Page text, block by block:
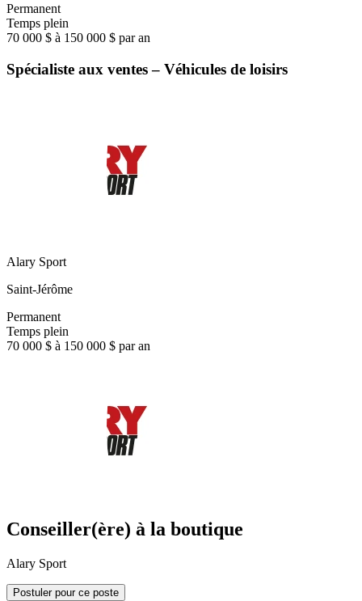
Permanent
Temps plein
70 000 $ à 150 000 $ par an
Spécialiste aux ventes – Véhicules de loisirs
Alary Sport
Saint-Jérôme
Permanent
Temps plein
70 000 $ à 150 000 $ par an
Conseiller(ère) à la boutique
Alary Sport
Postuler pour ce poste